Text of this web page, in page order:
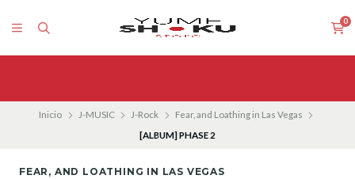
0
Inicio J-MUSIC J-Rock
Fear, and Loathing in Las Vegas
[ALBUM] PHASE 2
FEAR, AND LOATHING IN LAS VEGAS